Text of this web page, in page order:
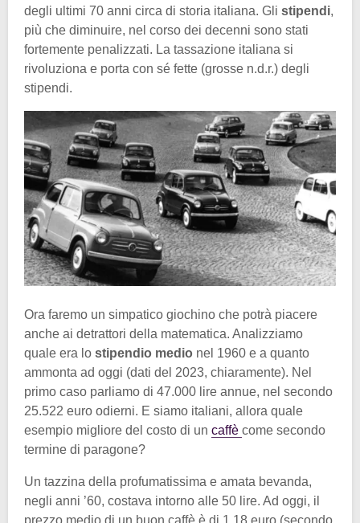
degli ultimi 70 anni circa di storia italiana. Gli stipendi,
più che diminuire, nel corso dei decenni sono stati
fortemente penalizzati. La tassazione italiana si
rivoluziona e porta con sé fette (grosse n.d.r.) degli
stipendi.
Ora faremo un simpatico giochino che potrà piacere
anche ai detrattori della matematica. Analizziamo
quale era lo stipendio medio nel 1960 e a quanto
ammonta ad oggi (dati del 2023, chiaramente). Nel
primo caso parliamo di 47.000 lire annue, nel secondo
25.522 euro odierni. E siamo italiani, allora quale
esempio migliore del costo di un caffè come secondo
termine di paragone?
Un tazzina della profumatissima e amata bevanda,
negli anni ’60, costava intorno alle 50 lire. Ad oggi, il